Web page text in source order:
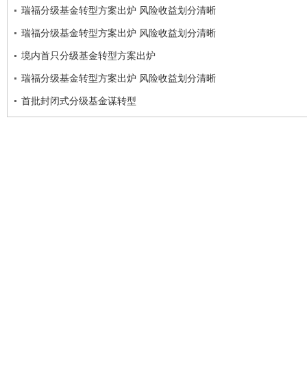
瑞福分级基金转型方案出炉 风险收益划分清晰
瑞福分级基金转型方案出炉 风险收益划分清晰
境内首只分级基金转型方案出炉
瑞福分级基金转型方案出炉 风险收益划分清晰
首批封闭式分级基金谋转型